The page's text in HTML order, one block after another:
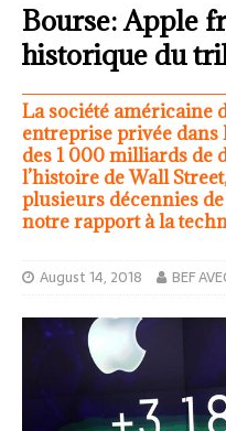
Bourse: Apple
historique du
La société américaine
entreprise privée dans
des 1 000 milliards de
l’histoire de Wall
plusieurs décennies
notre rapport à la
August 14, 2018 BEF